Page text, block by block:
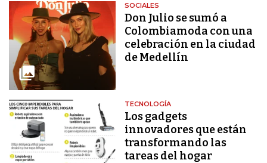
SOCIALES
Don Julio se sumó a
Colombiamoda con una
celebración en la ciudad
de Medellín
TECNOLOGÍA
Los gadgets
innovadores que están
transformando las
tareas del hogar